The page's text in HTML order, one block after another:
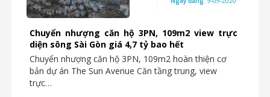
Chuyển nhượng căn hộ 3PN, 109m2 view trực
diện sông Sài Gòn giá 4,7 tỷ bao hết
Chuyển nhượng căn hộ 3PN, 109m2 hoàn thiện cơ
bản dự án The Sun Avenue Căn tầng trung, view
trực…